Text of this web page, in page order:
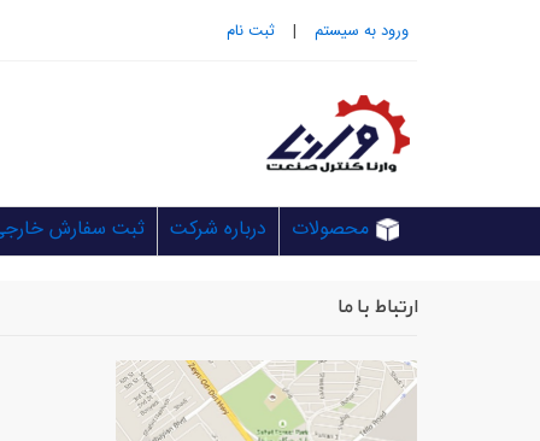
ورود به سيستم | ثبت نام
محصولات درباره شرکت ثبت سفارش
ارتباط با ما